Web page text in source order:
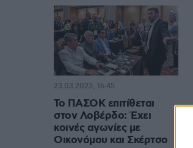
Το ΠΑΣΟΚ επιτίθεται
στον Λοβέρδο: Έχει
κοινές αγωνίες με
Οικονόμου και Σκέρτσο
23.03.2023, 16:45